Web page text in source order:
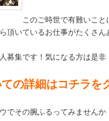
このご時世で有難いこ
頂いているお仕事がたくさん
募集です！気になる方は是非
の詳細はコチラを
でその腕ふるってみませんか